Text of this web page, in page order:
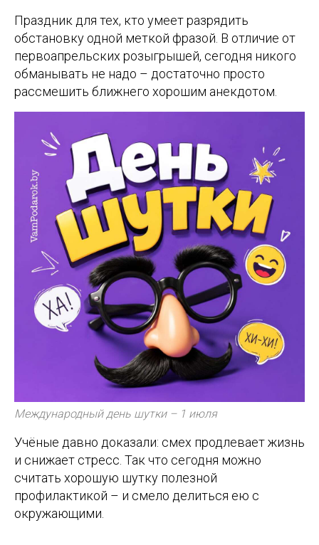
Праздник для тех, кто умеет разрядить
обстановку одной меткой фразой. В отличие от
первоапрельских розыгрышей, сегодня никого
обманывать не надо – достаточно просто
рассмешить ближнего хорошим анекдотом.
Международный день шутки – 1 июля
Учёные давно доказали: смех продлевает жизнь
и снижает стресс. Так что сегодня можно
считать хорошую шутку полезной
профилактикой – и смело делиться ею с
окружающими.